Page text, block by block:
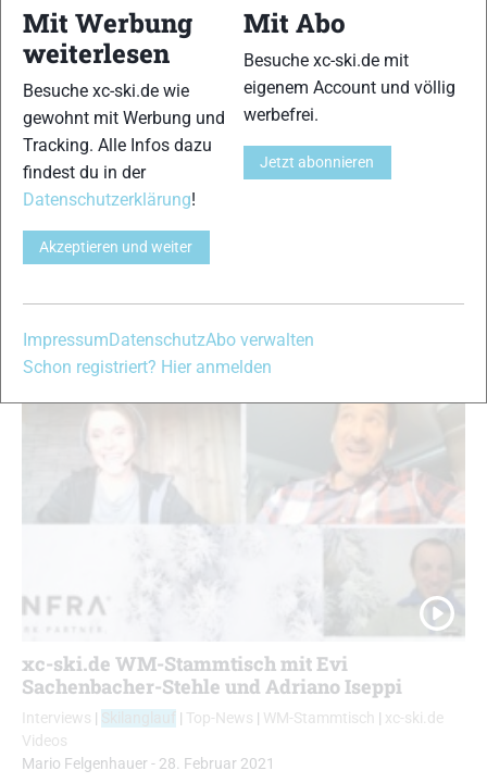
xc-ski.de WM-Stammtisch mit DSV-
Cheftechniker Langlauf Lukas Ernst und Reini
Kronbichler
Interviews
WM-Stammtisch
Mario Felgenhauer
1. März 2021
uns der Cheftechniker der deutschen Skilangläufer, Lukas Ernst,
sowie HWK-Skiwachs Chef Reini Kronbichler Rede und Antwort
xc-ski.de WM-Stammtisch mit Evi
Sachenbacher-Stehle und Adriano Iseppi
Interviews | | Top-News | WM-Stammtisch | xc-ski.de
Videos
Mario Felgenhauer - 28. Februar 2021
Mit Werbung
weiterlesen
Besuche xc-ski.de wie
gewohnt mit Werbung und
Tracking. Alle Infos dazu
findest du in der
Datenschutzerklärung!
Akzeptieren und weiter
Mit Abo
Besuche xc-ski.de mit
eigenem Account und völlig
werbefrei.
Jetzt abonnieren
ImpressumDatenschutzAbo verwalten
Schon registriert? Hier anmelden